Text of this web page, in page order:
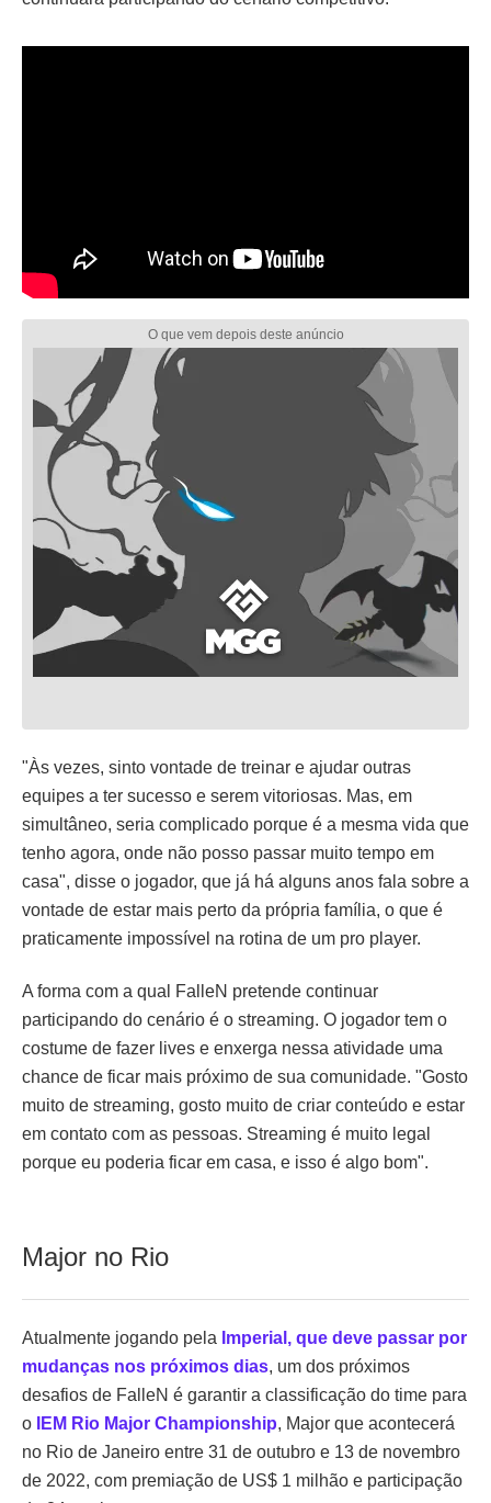
"Às vezes, sinto vontade de treinar e ajudar outras
equipes a ter sucesso e serem vitoriosas. Mas, em
simultâneo, seria complicado porque é a mesma vida que
tenho agora, onde não posso passar muito tempo em
casa", disse o jogador, que já há alguns anos fala sobre a
vontade de estar mais perto da própria família, o que é
praticamente impossível na rotina de um pro player.
A forma com a qual FalleN pretende continuar
participando do cenário é o streaming. O jogador tem o
costume de fazer lives e enxerga nessa atividade uma
chance de ficar mais próximo de sua comunidade. "Gosto
muito de streaming, gosto muito de criar conteúdo e estar
em contato com as pessoas. Streaming é muito legal
porque eu poderia ficar em casa, e isso é algo bom".
Major no Rio
Atualmente jogando pela Imperial, que deve passar por
mudanças nos próximos dias, um dos próximos
desafios de FalleN é garantir a classificação do time para
o
IEM Rio Major Championship, Major que acontecerá
no Rio de Janeiro entre 31 de outubro e 13 de novembro
de 2022, com premiação de US$ 1 milhão e participação